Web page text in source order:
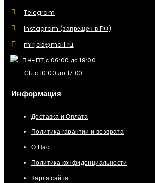
Telegram
Instagram (запрещен в РФ)
mirjcb@mail.ru
ПН-ПТ с 09:00 до 18:00
СБ с 10:00 до 17:00
Информация
Доставка и Оплата
Политика гарантии и возврата
О Нас
Политика конфиденциальности
Карта сайта